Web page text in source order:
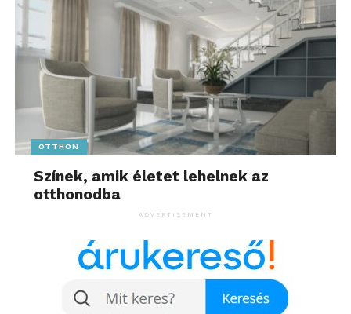
OTTHON
Színek, amik életet lehelnek az
otthonodba
ADVERTISEMENT